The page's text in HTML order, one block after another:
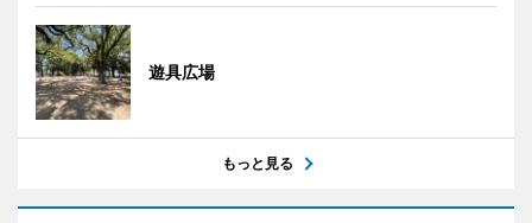
遊具広場
もっと見る